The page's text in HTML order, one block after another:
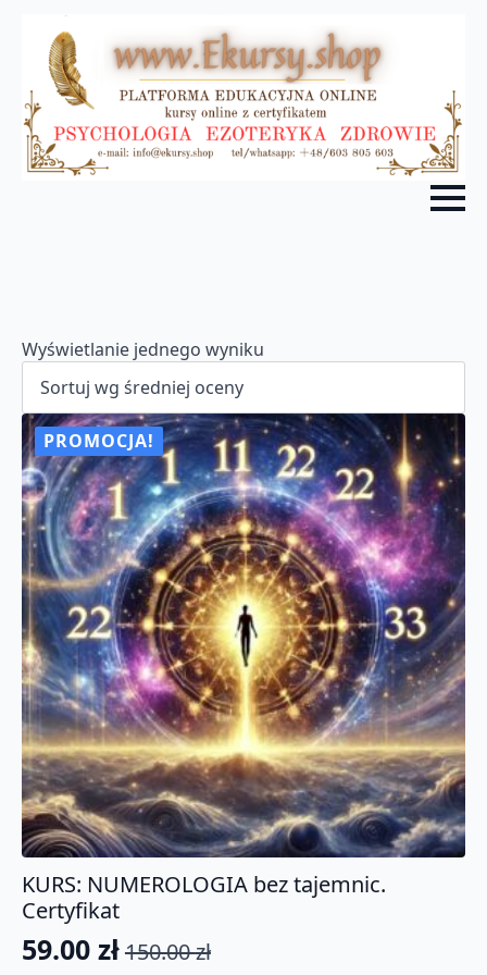
Wyświetlanie jednego wyniku
PROMOCJA!
KURS: NUMEROLOGIA bez tajemnic.
Certyfikat
150.00zł
Pierwotna
59.00 zł
Aktualna